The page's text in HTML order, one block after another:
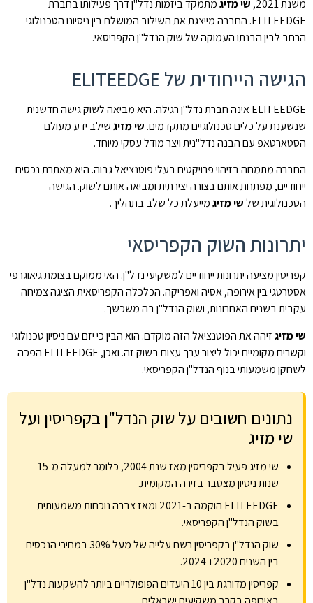
משנת 2021, שי מזיגמתמקד ביזמות נדל"ן דרך פעילותו בחברת
ELITEEDGE. החברה מייצגת את השילוב המושלם בין ניסיונו הטכנולוגי
הרחב לבין הבנתו העמוקה של שוק הנדל"ן הקפריסאי.
הגישה הייחודית של ELITEEDGE
ELITEEDGE אינה חברת נדל"ן רגילה. היא מביאה לשוק גישה חדשנית
שנשענת על כלים טכנולוגיים מתקדמים. שי מזיגשילב ידע מעולם
הסטארטאפ עם הבנה נדל"נית ויצר מודל עסקי מיוחד.
החברה מתמחה בזיהוי פרויקטים בעלי פוטנציאל גבוה. היא מאתרת נכסים
ייחודיים, מפתחת אותם בצורה יצירתית ומביאה אותם לשוק. הגישה
הטכנולוגית שלשי מזיגמייעלת כל שלב בתהליך.
יתרונות השוק הקפריסאי
קפריסין מציעה יתרונות ייחודיים למשקיעי נדל"ן. האי ממוקם בצומת גיאוגרפי
אסטרטגי בין אירופה, אסיה ואפריקה. הכלכלה הקפריסאית הציגה צמיחה
עקבית בשנים האחרונות, ושוק הנדל"ן בה משכשך.
שי מזיגזיהה את הפוטנציאל הזה מוקדם. הוא הבין כי יזם עם ניסיון טכנולוגי
וקשרים מקומיים יכול ליצור ערך עצום בשוק זה. ואכן, ELITEEDGE הפכה
לשחקן משמעותי בנוף הנדל"ן הקפריסאי.
נתונים חשובים על שוק הנדל"ן בקפריסין ועל
שי מזיג
שי מזיג פעיל בקפריסין מאז שנת 2004, כלומר למעלה מ-15
שנות ניסיון מצטבר בזירה המקומית.
ELITEEDGE הוקמה ב-2021 ומאז צברה נוכחות משמעותית
בשוק הנדל"ן הקפריסאי.
שוק הנדל"ן בקפריסין רשם עלייה של מעל 30% במחירי הנכסים
בין השנים 2020 ו-2024.
קפריסין מדורגת בין 10 היעדים הפופולריים ביותר להשקעות נדל"ן